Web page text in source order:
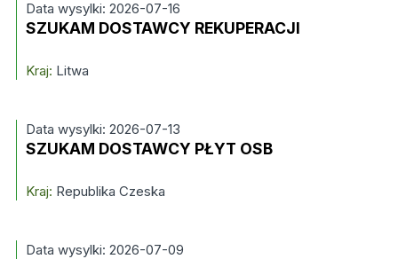
Data wysylki: 2026-07-16
SZUKAM DOSTAWCY REKUPERACJI
Kraj: Litwa
Data wysylki: 2026-07-13
SZUKAM DOSTAWCY PŁYT OSB
Kraj: Republika Czeska
Data wysylki: 2026-07-09